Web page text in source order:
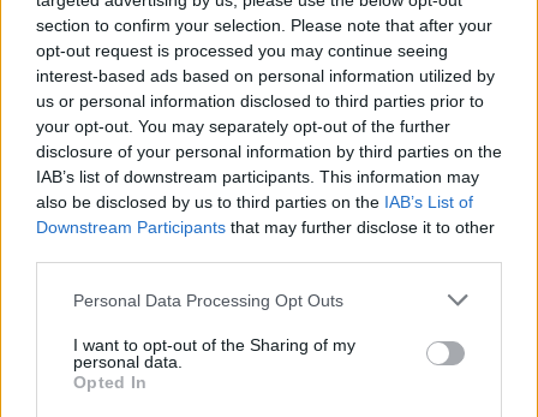
section to confirm your selection. Please note that after your
opt-out request is processed you may continue seeing
interest-based ads based on personal information utilized by
us or personal information disclosed to third parties prior to
your opt-out. You may separately opt-out of the further
disclosure of your personal information by third parties on the
IAB’s list of downstream participants. This information may
also be disclosed by us to third parties on the IAB’s List of
Downstream Participants that may further disclose it to other
Personal Data Processing Opt Outs
I want to opt-out of the Sharing of my
personal data.
Opted In
Zobacz także
Miało być all inclusive w Turcji, ale na
lotnisku popełnił błąd. To już prawdziwa
plaga
Nagłe zagrożenie na europejskim
lotnisku. Przekierowano kilkanaście
lotów
Ewakuacja pasażerów Ryanaira w
Krakowie. Reakcja była